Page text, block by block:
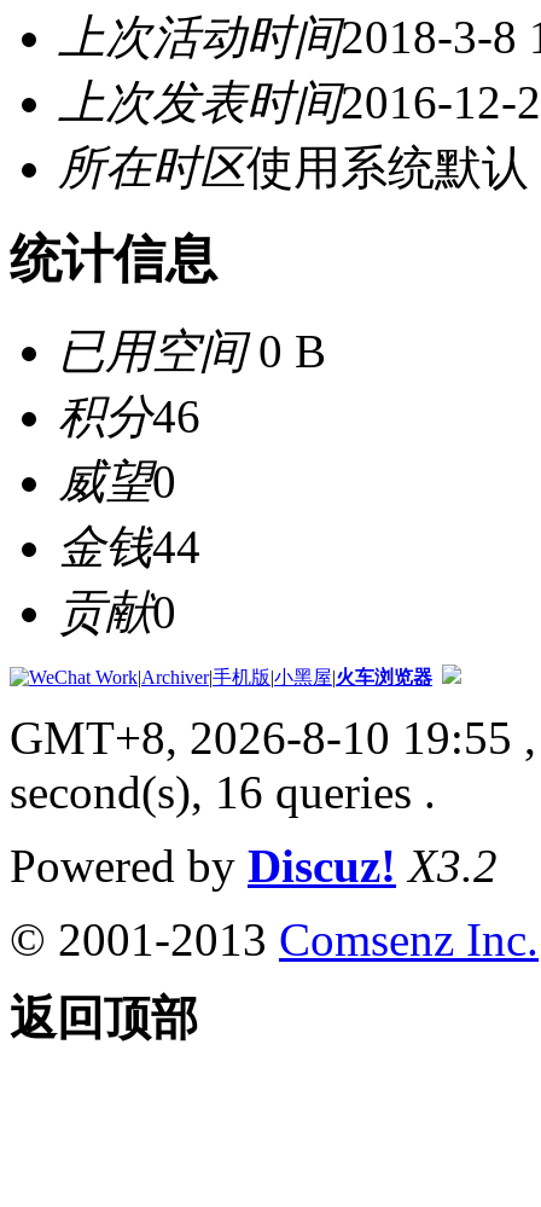
上次活动时间2018-3-8
上次发表时间2016-12-
所在时区使用系统默认
统计信息
已用空间0 B
积分46
威望0
金钱44
贡献0
|Archiver|手机版|小黑屋|火车浏览器
GMT+8, 2026-8-10 19:55
second(s), 16 queries .
Powered by Discuz! X3.2
© 2001-2013 Comsenz Inc.
返回顶部